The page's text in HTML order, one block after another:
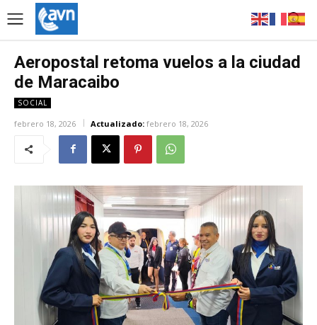
Aeropostal retoma vuelos a la ciudad
de Maracaibo
SOCIAL
febrero 18, 2026 Actualizado: febrero 18, 2026